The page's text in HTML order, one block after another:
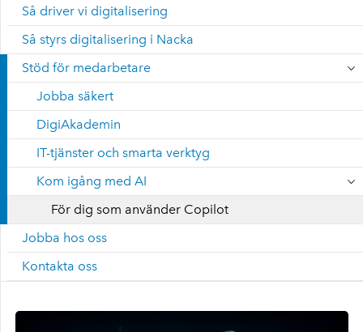
Så driver vi digitalisering
Så styrs digitalisering i Nacka
Stöd för medarbetare
Jobba säkert
DigiAkademin
IT-tjänster och smarta verktyg
Kom igång med AI
För dig som använder Copilot
Jobba hos oss
Kontakta oss